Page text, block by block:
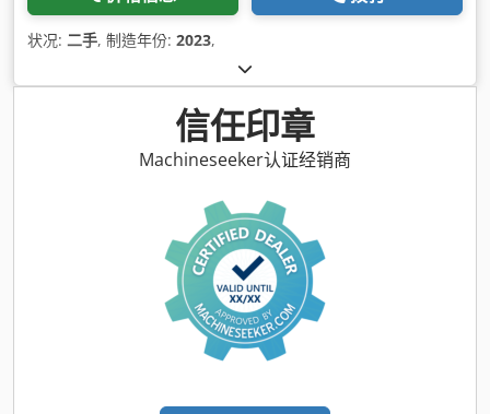
状况: 二手, 制造年份: 2023,
信任印章
Machineseeker认证经销商